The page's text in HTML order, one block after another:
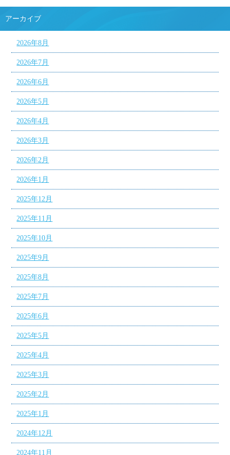
アーカイブ
2026年8月
2026年7月
2026年6月
2026年5月
2026年4月
2026年3月
2026年2月
2026年1月
2025年12月
2025年11月
2025年10月
2025年9月
2025年8月
2025年7月
2025年6月
2025年5月
2025年4月
2025年3月
2025年2月
2025年1月
2024年12月
2024年11月